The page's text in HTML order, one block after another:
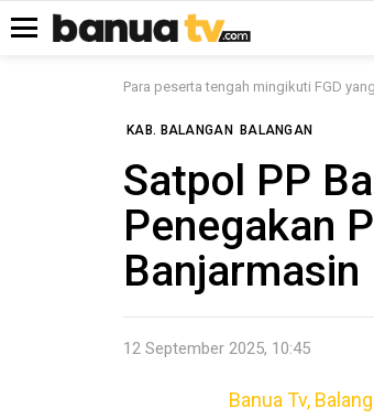
Para peserta tengah mingikuti FGD
KAB. BALANGAN BALANGAN
Satpol PP
Penegakan
Banjarmasin
12 September 2025, 10:45
Banua Tv,